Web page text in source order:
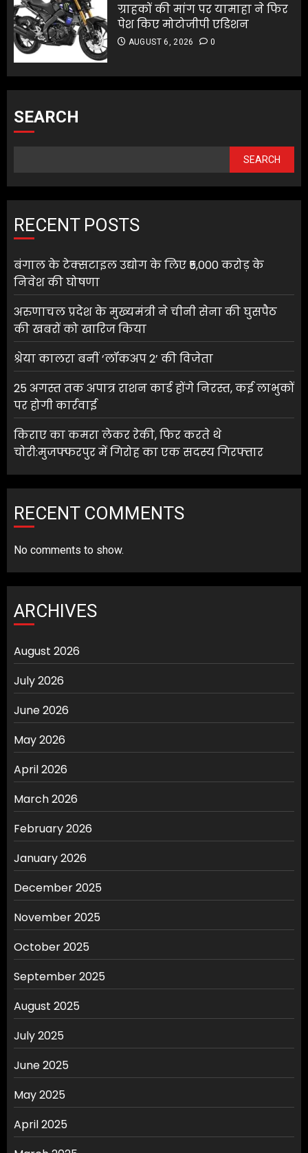
ग्राहकों की मांग पर यामाहा ने फिर
पेश किए मोटोजीपी एडिशन
AUGUST 6, 2026 0
SEARCH
SEARCH
RECENT POSTS
बंगाल के टेक्सटाइल उद्योग के लिए ₹5,000 करोड़ के
निवेश की घोषणा
अरुणाचल प्रदेश के मुख्यमंत्री ने चीनी सेना की घुसपैठ
की खबरों को खारिज किया
श्रेया कालरा बनीं ‘लॉकअप 2’ की विजेता
25 अगस्त तक अपात्र राशन कार्ड होंगे निरस्त, कई लाभुकों
पर होगी कार्रवाई
किराए का कमरा लेकर रेकी, फिर करते थे
चोरी:मुजफ्फरपुर में गिरोह का एक सदस्य गिरफ्तार
RECENT COMMENTS
No comments to show.
ARCHIVES
August 2026
July 2026
June 2026
May 2026
April 2026
March 2026
February 2026
January 2026
December 2025
November 2025
October 2025
September 2025
August 2025
July 2025
June 2025
May 2025
April 2025